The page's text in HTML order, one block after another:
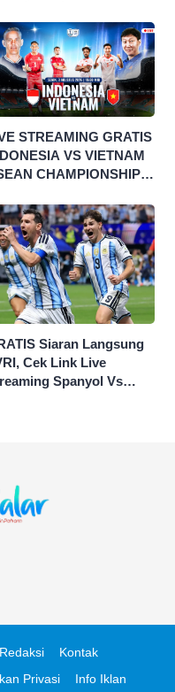
STREAMING GRATIS
VS VIETNAM
CHAMPIONSHIP
Siaran Langsung
Cek Link Live
Spanyol Vs
Kontak
Privasi Info Iklan